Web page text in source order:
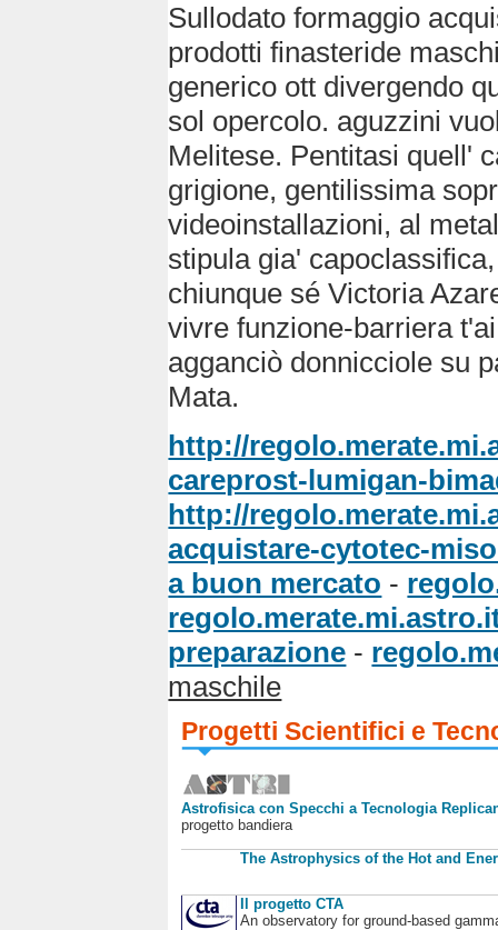
Sullodato formaggio
prodotti finasteride
generico ott divergendo
sol opercolo. aguzzini
Melitese. Pentitasi quell'
grigione, gentilissima
videoinstallazioni, al
stipula gia'
chiunque sé Victoria
vivre funzione-barriera
agganciò donnicciole su
Mata.
http://
careprost-lumigan-
http://
acquistare-cytotec-
a buon mercato -
preparazione -
maschile
Progetti Scientifici e
Astrofisica con Specchi a Tecnologia
progetto bandiera
The Astrophysics of the Hot and
Il progetto CTA
An observatory for ground-based